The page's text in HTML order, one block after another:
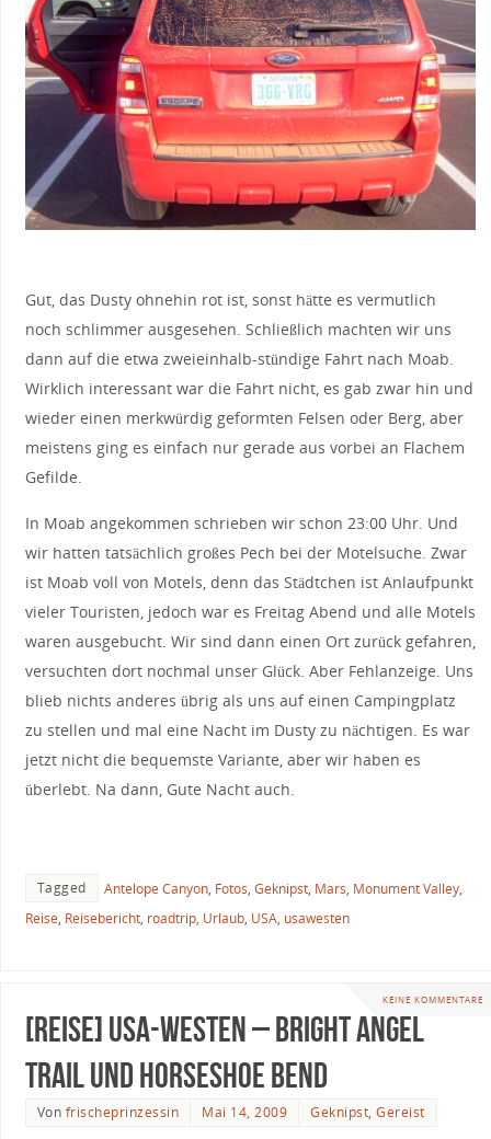
Gut, das Dusty ohnehin rot ist, sonst hätte es vermutlich
noch schlimmer ausgesehen. Schließlich machten wir uns
dann auf die etwa zweieinhalb-stündige Fahrt nach Moab.
Wirklich interessant war die Fahrt nicht, es gab zwar hin und
wieder einen merkwürdig geformten Felsen oder Berg, aber
meistens ging es einfach nur gerade aus vorbei an Flachem
Gefilde.
In Moab angekommen schrieben wir schon 23:00 Uhr. Und
wir hatten tatsächlich großes Pech bei der Motelsuche. Zwar
ist Moab voll von Motels, denn das Städtchen ist Anlaufpunkt
vieler Touristen, jedoch war es Freitag Abend und alle Motels
waren ausgebucht. Wir sind dann einen Ort zurück gefahren,
versuchten dort nochmal unser Glück. Aber Fehlanzeige. Uns
blieb nichts anderes übrig als uns auf einen Campingplatz
zu stellen und mal eine Nacht im Dusty zu nächtigen. Es war
jetzt nicht die bequemste Variante, aber wir haben es
überlebt. Na dann, Gute Nacht auch.
Tagged Antelope Canyon, Fotos, Geknipst, Mars, Monument Valley,
Reise, Reisebericht, roadtrip, Urlaub, USA, usawesten
KEINE KOMMENTARE
[Reise] USA-Westen – Bright Angel
Trail und Horseshoe Bend
Von frischeprinzessin Mai 14, 2009 Geknipst,Gereist